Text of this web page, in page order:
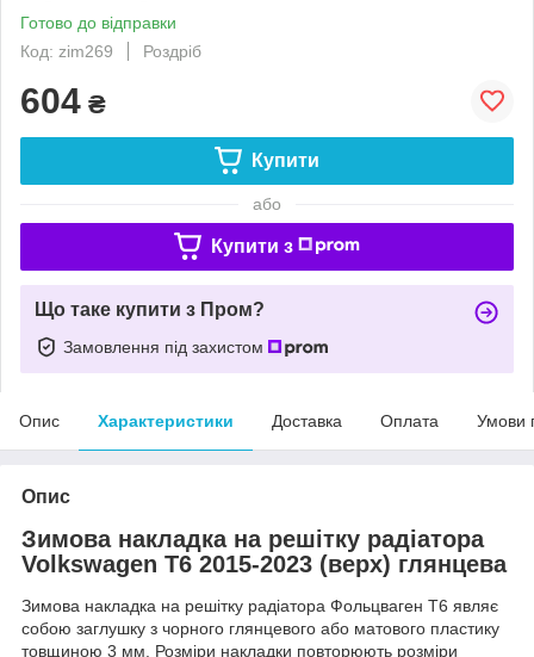
Готово до відправки
Код: zim269
Роздріб
604 ₴
Купити
або
Купити з
Що таке купити з Пром?
Замовлення під захистом
Опис Характеристики Доставка Оплата Умови
Опис
Зимова накладка на решітку радіатора
Volkswagen T6 2015-2023 (верх) глянцева
Зимова накладка на решітку радіатора Фольцваген Т6 являє
собою заглушку з чорного глянцевого або матового пластику
товщиною 3 мм. Розміри накладки повторюють розміри